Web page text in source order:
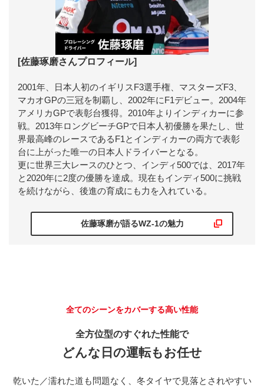
[佐藤琢磨さんプロフィール]
2001年、日本人初のイギリスF3選手権、マスターズF3、
マカオGPの三冠を制覇し、2002年にF1デビュー。2004年
アメリカGPで表彰台獲得。2010年よりインディカーに参
戦。2013年ロングビーチGPで日本人初優勝を果たし、世
界最高峰のレースであるF1とインディカーの両方で表彰
台に上がった唯一の日本人ドライバーとなる。
更に世界三大レースのひとつ、インディ500では、2017年
と2020年に2度の優勝を達成。現在もインディ500に挑戦
を続けながら、後進の育成にも力を入れている。
佐藤琢磨が語るWZ-1の魅力（動画）
全てのシーンをカバーする高い性能
全方位型のすぐれた性能で
どんな日の運転もお任せ
乾いた／濡れた道も問題なく、冬タイヤで見落とされやすい